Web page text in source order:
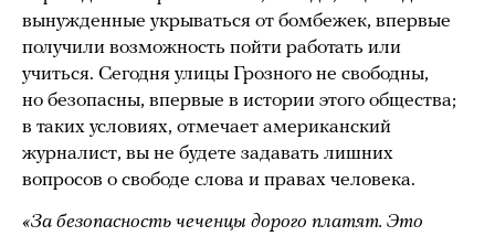
вынужденные укрываться от бомбежек, впервые
получили возможность пойти работать или
учиться. Сегодня улицы Грозного не свободны,
но безопасны, впервые в истории этого общества;
в таких условиях, отмечает американский
журналист, вы не будете задавать лишних
вопросов о свободе слова и правах человека.
«За безопасность чеченцы дорого платят. Это